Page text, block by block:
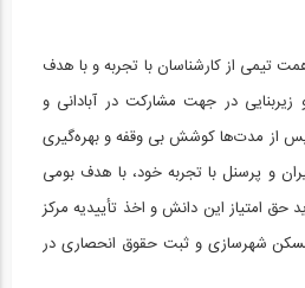
تیمی از کارشناسان با تجربه و با هدف
در جهت مشارکت در آبادانی و
از مدت‌ها کوشش بی وقفه و بهره‌گیری
و پرسنل با تجربه خود، با هدف بومی
امتیاز این دانش و اخذ تأییدیه مرکز
شهرسازی و ثبت حقوق انحصاری در